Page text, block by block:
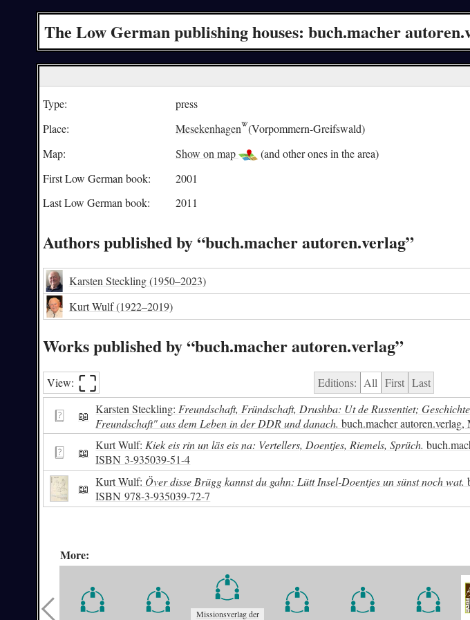
The Low German publishing houses: buch.macher
Type:
press
Place:
Mesekenhagen (Vorpommern-Greifswald)
Map:
Show on map
(and other ones in the area)
First Low German book:
2001
Last Low German book:
2011
Authors published by “buch.macher autoren.verlag”
Karsten Steckling(1950–2023)
Kurt Wulf(1922–2019)
Works published by “buch.macher autoren.verlag”
View: ⛶︎ Editions: All First Last
📖 Karsten Steckling: Freundschaft, Fründschaft, Drushba: Ut de Russentiet;
Freundschaft" aus dem Leben in der DDR und danach. buch.macher
📖 Kurt Wulf: Kiek eis rin un läs eis na: Vertellers, Doentjes, Riemels, Sprüch.
ISBN 3-935039-51-4
📖 Kurt Wulf: Över disse Brügg kannst du gahn: Lütt Insel-Doentjes un sünst noch wat.
ISBN978-3-935039-72-7
More:
Missionsverlag der